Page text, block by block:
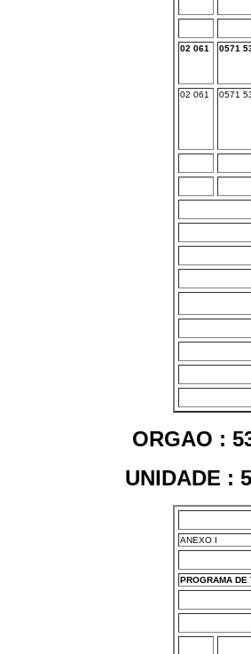
02 061 0571
02 061
0571
ORGAO :
UNIDADE :
ANEXO I
PROGRAMA DE